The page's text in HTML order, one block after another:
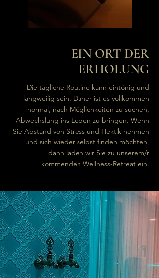
EIN ORT DER
ERHOLUNG
Die tägliche Routine kann eintönig und
langweilig sein. Daher ist es vollkommen
normal, nach Möglichkeiten zu suchen,
Abwechslung ins Leben zu bringen. Wenn
Sie Abstand von Stress und Hektik nehmen
und sich wieder selbst finden möchten,
dann laden wir Sie zu unserem/r
kommenden Wellness-Retreat ein.